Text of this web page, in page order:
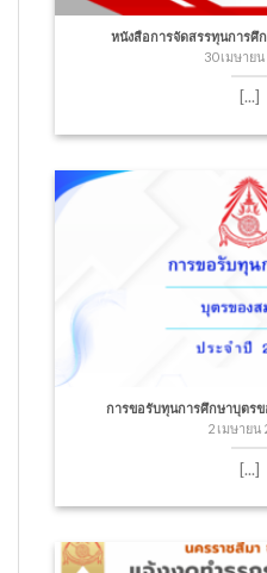
หนังสือการจัดสรรทุนการศึ
30 เมษายน
[...]
การขอรับทุนการศึกษาบุตรข
2 เมษายน
[...]